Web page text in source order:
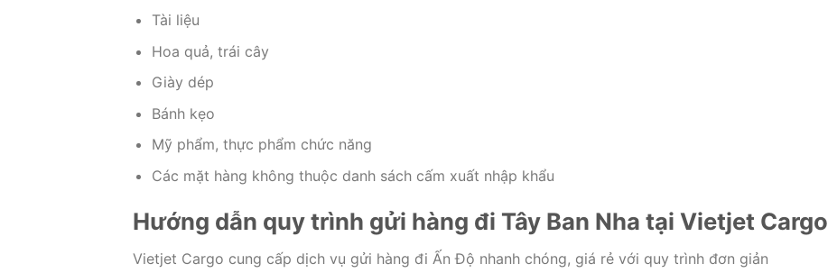
Tài liệu
Hoa quả, trái cây
Giày dép
Bánh kẹo
Mỹ phẩm, thực phẩm chức năng
Các mặt hàng không thuộc danh sách cấm xuất nhập khẩu
Hướng dẫn quy trình gửi hàng đi Tây Ban Nha tại Vietjet Cargo
Vietjet Cargo cung cấp dịch vụ gửi hàng đi Ấn Độ nhanh chóng, giá rẻ với quy trình đơn giản